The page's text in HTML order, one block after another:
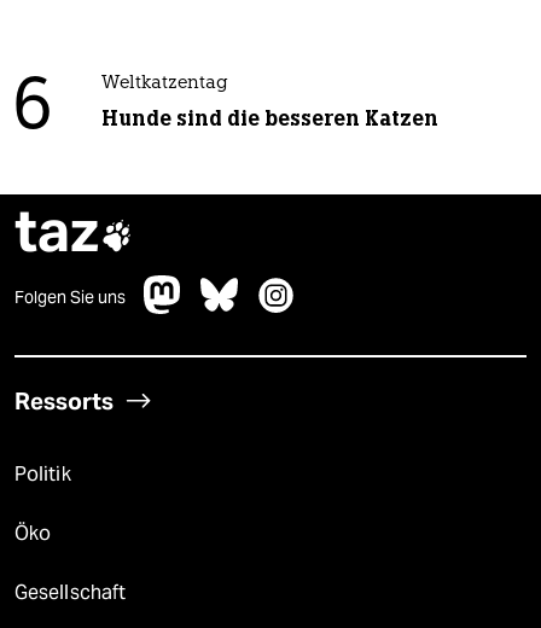
6 Weltkatzentag
Hunde sind die besseren Katzen
taz
Folgen Sie uns
Ressorts
Politik
Öko
Gesellschaft